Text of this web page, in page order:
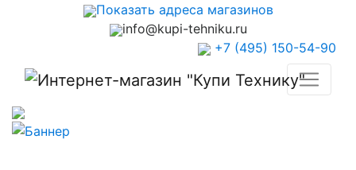
Показать адреса магазинов
info@kupi-tehniku.ru
+7 (495) 150-54-90